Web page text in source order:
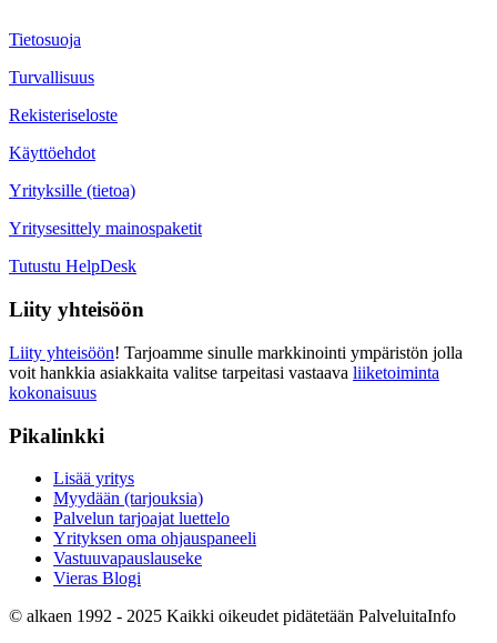
Tietosuoja
Turvallisuus
Rekisteriseloste
Käyttöehdot
Yrityksille (tietoa)
Yritysesittely mainospaketit
Tutustu HelpDesk
Liity yhteisöön
Liity yhteisöön! Tarjoamme sinulle markkinointi ympäristön jolla
voit hankkia asiakkaita valitse tarpeitasi vastaava liiketoiminta
kokonaisuus
Pikalinkki
Lisää yritys
Myydään (tarjouksia)
Palvelun tarjoajat luettelo
Yrityksen oma ohjauspaneeli
Vastuuvapauslauseke
Vieras Blogi
© alkaen 1992 - 2025 Kaikki oikeudet pidätetään PalveluitaInfo